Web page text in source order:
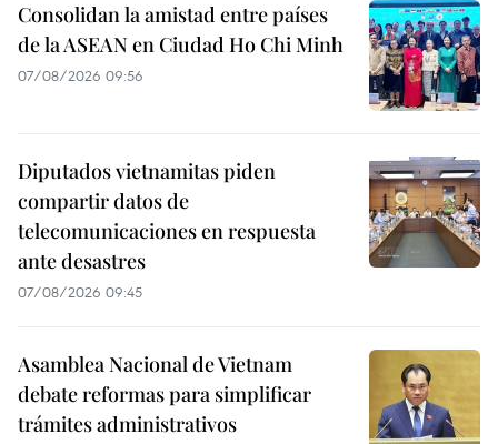
Consolidan la amistad entre países
de la ASEAN en Ciudad Ho Chi Minh
07/08/2026 09:56
Diputados vietnamitas piden
compartir datos de
telecomunicaciones en respuesta
ante desastres
07/08/2026 09:45
Asamblea Nacional de Vietnam
debate reformas para simplificar
trámites administrativos